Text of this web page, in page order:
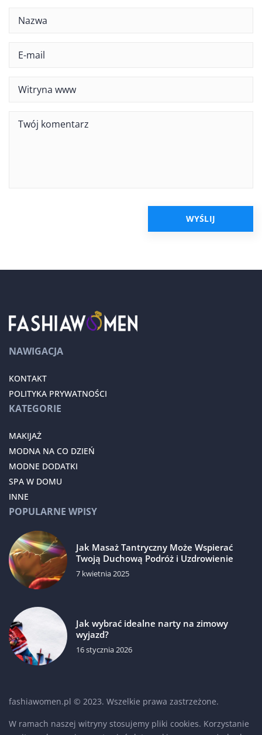
NAWIGACJA
KONTAKT
POLITYKA PRYWATNOŚCI
KATEGORIE
MAKIJAŻ
MODNA NA CO DZIEŃ
MODNE DODATKI
SPA W DOMU
INNE
POPULARNE WPISY
Jak Masaż Tantryczny Może Wspierać
Twoją Duchową Podróż i Uzdrowienie
7 kwietnia 2025
Jak wybrać idealne narty na zimowy
wyjazd?
16 stycznia 2026
fashiawomen.pl © 2023. Wszelkie prawa zastrzeżone.
W ramach naszej witryny stosujemy pliki cookies. Korzystanie